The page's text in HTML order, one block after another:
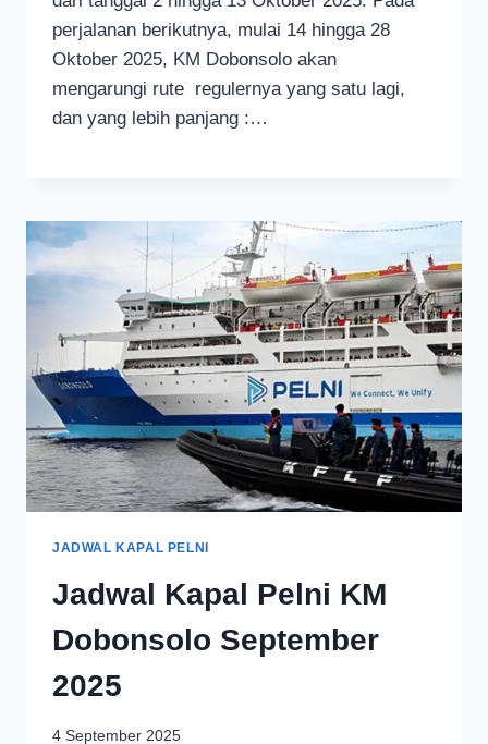
perjalanan berikutnya, mulai 14 hingga 28
Oktober 2025, KM Dobonsolo akan
mengarungi rute regulernya yang satu lagi,
dan yang lebih panjang :…
JADWAL KAPAL PELNI
Jadwal Kapal Pelni KM
Dobonsolo September
2025
4 September 2025